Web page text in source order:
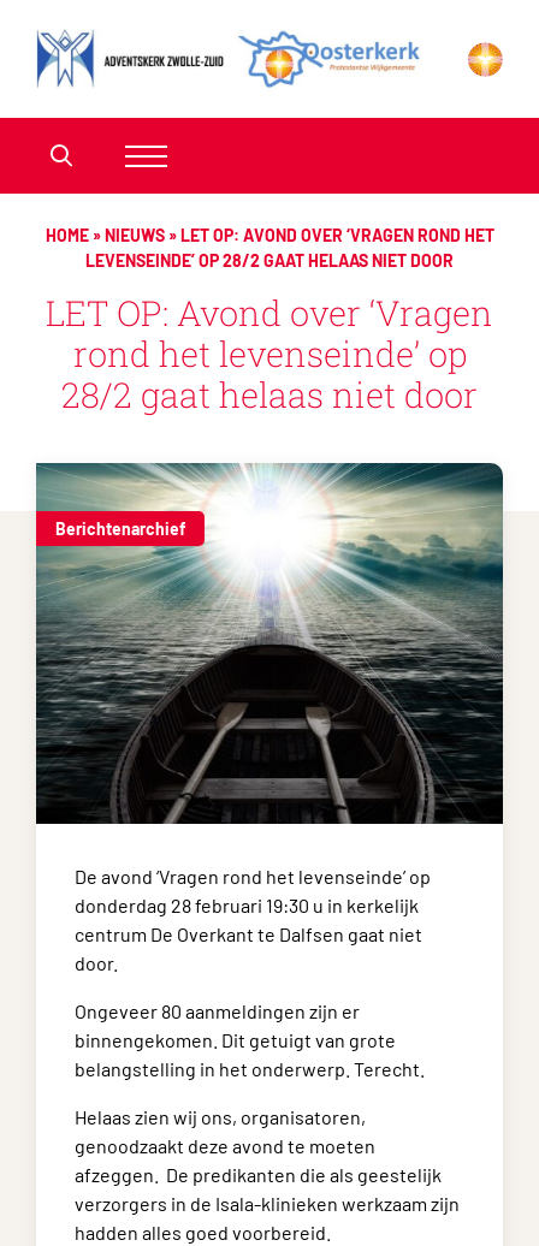
HOME»NIEUWS»LET OP: AVOND OVER ‘VRAGEN ROND HET
LEVENSEINDE’ OP 28/2 GAAT HELAAS NIET DOOR
LET OP: Avond over ‘Vragen
rond het levenseinde’ op
28/2 gaat helaas niet door
Berichtenarchief
De avond ‘Vragen rond het levenseinde’ op
donderdag 28 februari 19:30 u in kerkelijk
centrum De Overkant te Dalfsen gaat niet
door.
Ongeveer 80 aanmeldingen zijn er
binnengekomen. Dit getuigt van grote
belangstelling in het onderwerp. Terecht.
Helaas zien wij ons, organisatoren,
genoodzaakt deze avond te moeten
afzeggen. De predikanten die als geestelijk
verzorgers in de Isala-klinieken werkzaam zijn
hadden alles goed voorbereid.